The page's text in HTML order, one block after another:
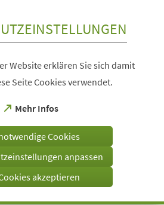
Website erklären Sie sich damit
Seite Cookies verwendet.
Mehr Infos
(Öffnet
einem
Tab)
Cookies
anpassen
akzeptieren